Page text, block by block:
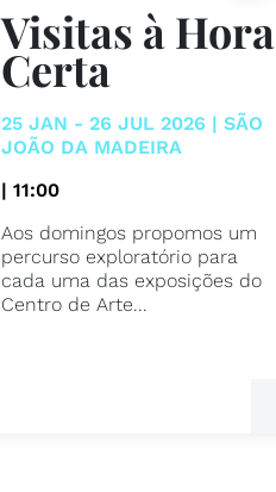
Visitas à Hora
Certa
25 JAN - 26 JUL 2026 | SÃO
JOÃO DA MADEIRA
| 11:00
Aos domingos propomos um
percurso exploratório para
cada uma das exposições do
Centro de Arte...